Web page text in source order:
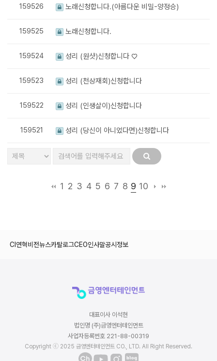
159526 노래신청합니다.(아름다운 비밀-양정승)
159525 노래신청합니다.
159524 성리 (원샷)신청합니다 ♡
159523 성리 (천상재회)신청합니다
159522 성리 (인생살이)신청합니다
159521 성리 (당신이 아니었다면)신청합니다
1 2 3 4 5 6 7 8 9 10
CI 연혁비전뉴스카탈로그CEO인사말공시정보
대표이사 이석현
법인명 (주)금영엔터테인먼트
사업자등록번호 221-88-00319
Copyright ⓒ 2025 금영엔터테인먼트 CO., LTD. All Right Reserved.